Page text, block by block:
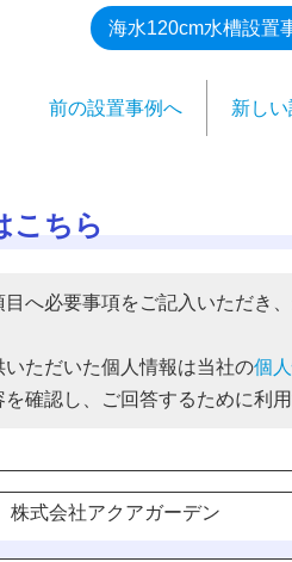
海水120cm水槽設置
前の設置事例へ 新し
こちら
へ必要事項をご記入いただき
ただいた個人情報は当社の個
確認し、ご回答するために利
株式会社アクアガーデン